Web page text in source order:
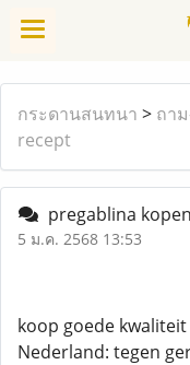
กระดานสนทนา > ถา
recept
pregablina
5 ม.ค. 2568 13:53
koop goede
Nederland: tegen